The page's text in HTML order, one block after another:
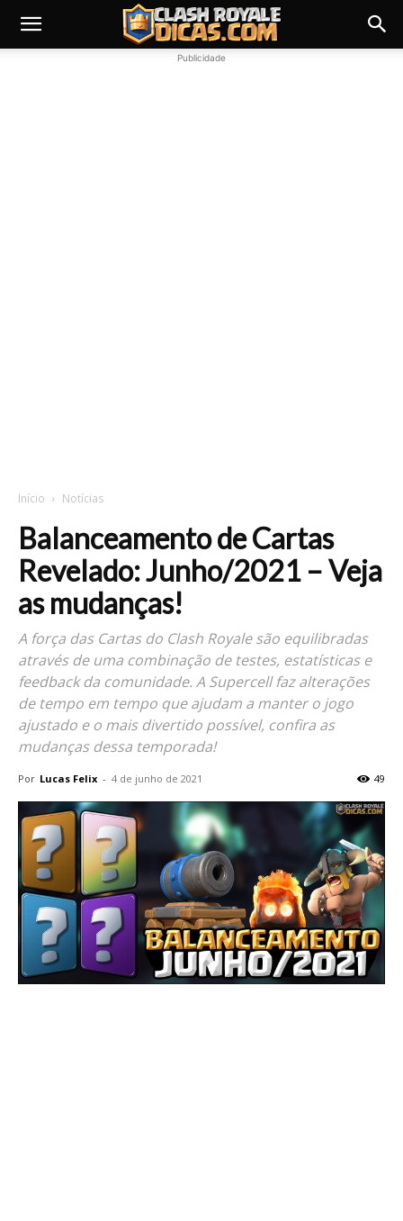
Publicidade
Início Notícias
Balanceamento de Cartas
Revelado: Junho/2021 – Veja
as mudanças!
A força das Cartas do Clash Royale são equilibradas
através de uma combinação de testes, estatísticas e
feedback da comunidade. A Supercell faz alterações
de tempo em tempo que ajudam a manter o jogo
ajustado e o mais divertido possível, confira as
mudanças dessa temporada!
Por Lucas Felix - 4 de junho de 2021 49